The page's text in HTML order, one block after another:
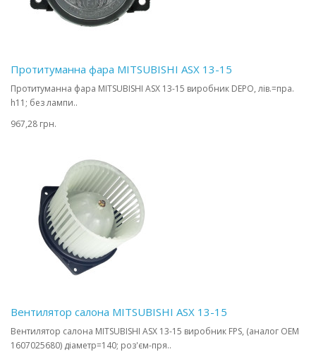
Протитуманна фара MITSUBISHI ASX 13-15
Протитуманна фара MITSUBISHI ASX 13-15 виробник DEPO, лів.=пра.
h11; без лампи..
967,28 грн.
Вентилятор салона MITSUBISHI ASX 13-15
Вентилятор салона MITSUBISHI ASX 13-15 виробник FPS, (аналог OEM
1607025680) діаметр=140; роз'єм-пря..